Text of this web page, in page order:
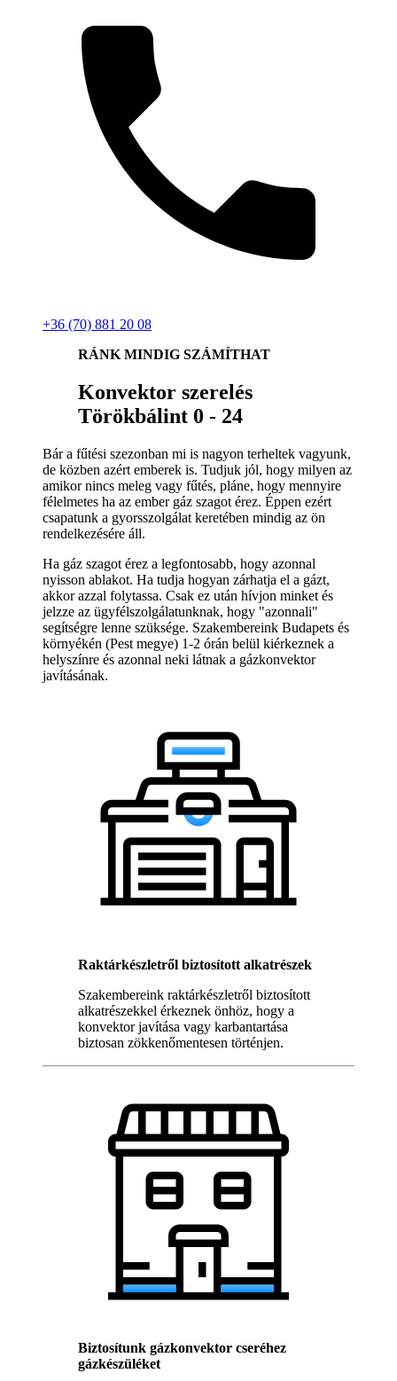
+36 (70) 881 20 08
RÁNK MINDIG SZÁMÍTHAT
Konvektor szerelés
Törökbálint 0 - 24
Bár a fűtési szezonban mi is nagyon terheltek vagyunk,
de közben azért emberek is. Tudjuk jól, hogy milyen az
amikor nincs meleg vagy fűtés, pláne, hogy mennyire
félelmetes ha az ember gáz szagot érez. Éppen ezért
csapatunk a gyorsszolgálat keretében mindig az ön
rendelkezésére áll.
Ha gáz szagot érez a legfontosabb, hogy azonnal
nyisson ablakot. Ha tudja hogyan zárhatja el a gázt,
akkor azzal folytassa. Csak ez után hívjon minket és
jelzze az ügyfélszolgálatunknak, hogy "azonnali"
segítségre lenne szüksége. Szakembereink Budapets és
környékén (Pest megye) 1-2 órán belül kiérkeznek a
helyszínre és azonnal neki látnak a gázkonvektor
javításának.
Raktárkészletről biztosított alkatrészek
Szakembereink raktárkészletről biztosított
alkatrészekkel érkeznek önhöz, hogy a
konvektor javítása vagy karbantartása
biztosan zökkenőmentesen történjen.
Biztosítunk gázkonvektor cseréhez
gázkészüléket